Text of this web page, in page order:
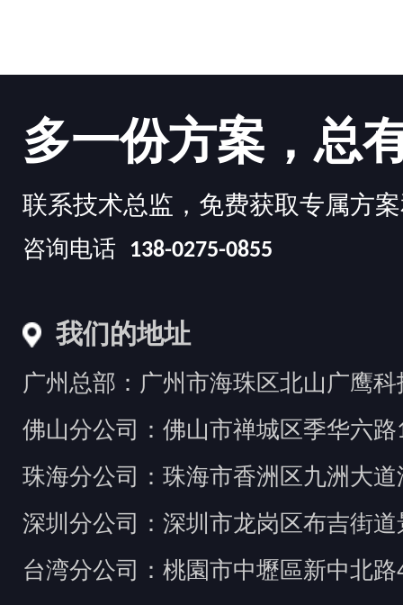
多一份方案，总
联系技术总监，免费获取专属方
咨询电话 138-0275-0855
我们的地址
广州总部：广州市海珠区北山广鹰科
佛山分公司：佛山市禅城区季华六路
珠海分公司：珠海市香洲区九洲大道
深圳分公司：深圳市龙岗区布吉街
台湾分公司：桃園市中壢區新中北路